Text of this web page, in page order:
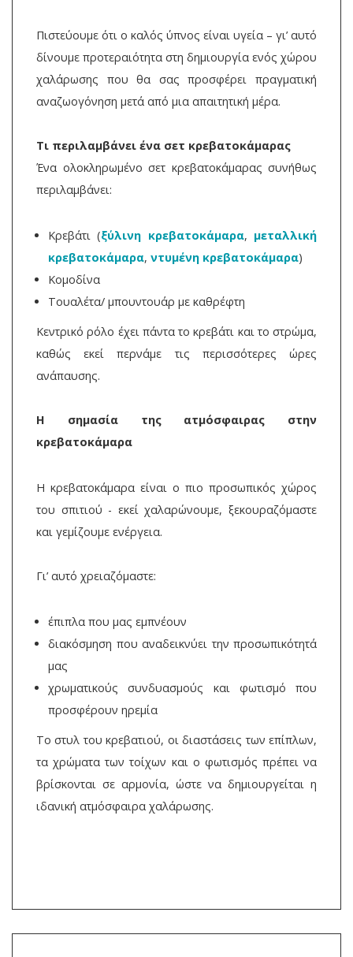
Πιστεύουμε ότι ο καλός ύπνος είναι υγεία – γι’ αυτό
δίνουμε προτεραιότητα στη δημιουργία ενός χώρου
χαλάρωσης που θα σας προσφέρει πραγματική
αναζωογόνηση μετά από μια απαιτητική μέρα.
Τι περιλαμβάνει ένα σετ κρεβατοκάμαρας
Ένα ολοκληρωμένο σετ κρεβατοκάμαρας συνήθως
περιλαμβάνει:
Κρεβάτι (ξύλινη κρεβατοκάμαρα, μεταλλική
κρεβατοκάμαρα, ντυμένη κρεβατοκάμαρα)
Κομοδίνα
Τουαλέτα/ μπουντουάρ με καθρέφτη
Κεντρικό ρόλο έχει πάντα το κρεβάτι και το στρώμα,
καθώς εκεί περνάμε τις περισσότερες ώρες
ανάπαυσης.
Η σημασία της ατμόσφαιρας στην
κρεβατοκάμαρα
Η κρεβατοκάμαρα είναι ο πιο προσωπικός χώρος
του σπιτιού - εκεί χαλαρώνουμε, ξεκουραζόμαστε
και γεμίζουμε ενέργεια.
Γι’ αυτό χρειαζόμαστε:
έπιπλα που μας εμπνέουν
διακόσμηση που αναδεικνύει την προσωπικότητά
μας
χρωματικούς συνδυασμούς και φωτισμό που
προσφέρουν ηρεμία
Το στυλ του κρεβατιού, οι διαστάσεις των επίπλων,
τα χρώματα των τοίχων και ο φωτισμός πρέπει να
βρίσκονται σε αρμονία, ώστε να δημιουργείται η
ιδανική ατμόσφαιρα χαλάρωσης.